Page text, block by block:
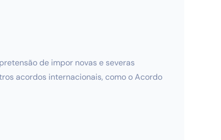
de impor novas e severas
acordos internacionais, como o Acordo